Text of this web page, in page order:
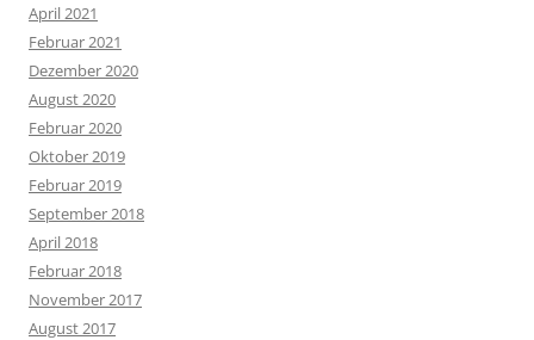
April 2021
Februar 2021
Dezember 2020
August 2020
Februar 2020
Oktober 2019
Februar 2019
September 2018
April 2018
Februar 2018
November 2017
August 2017